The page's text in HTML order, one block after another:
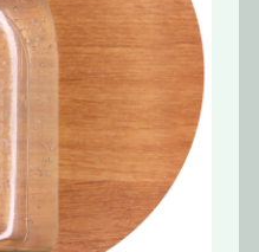
Citronový gel